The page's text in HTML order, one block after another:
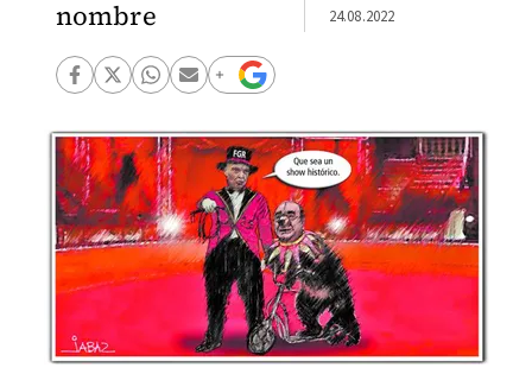
nombre 24.08.2022